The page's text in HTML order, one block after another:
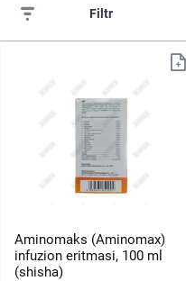
Filtr
Aminomaks (Aminomax)
infuzion eritmasi, 100 ml
(shisha)